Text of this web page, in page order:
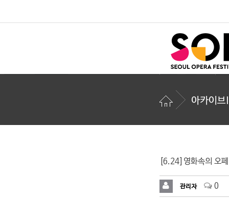
아카이브I
[6.24]영화속의 오
관리자 0